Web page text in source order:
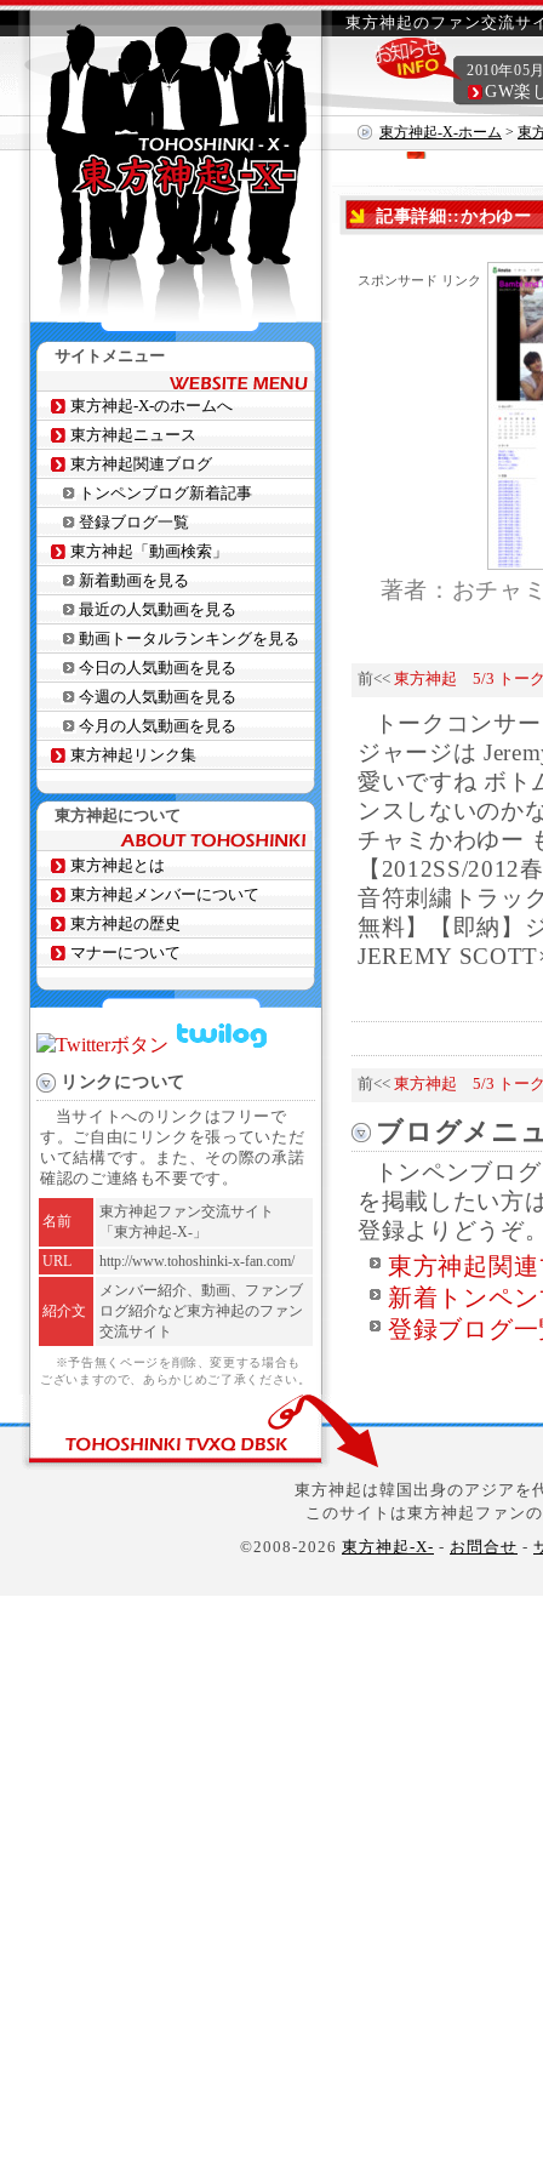
東方神起のファン交流サ
東方神起-X-ホーム > 東
2010年05
GW楽
記事詳細::かわゆー
スポンサード リンク
著者：おチャ
前<< 東方神起 5/3 トー
トークコンサ
ジャージは
愛いですね ボト
ンスしないのか
チャミかわゆー
【2012SS/
音符刺繍トラッ
無料】【即納】
JEREMY
前<< 東方神起 5/3 トー
ブログメニ
トンペンブロ
を掲載したい方
登録よりどうぞ
東方神起関
新着トンペ
登録ブログ
サイトメニュー
東方神起-X-のホームへ
東方神起ニュース
東方神起関連ブログ
トンペンブログ新着記事
登録ブログ一覧
東方神起「動画検索」
新着動画を見る
最近の人気動画を見る
動画トータルランキングを見る
今日の人気動画を見る
今週の人気動画を見る
今月の人気動画を見る
東方神起リンク集
東方神起について
東方神起とは
東方神起メンバーについて
東方神起の歴史
マナーについて
リンクについて
当サイトへのリンクはフリーで
す。ご自由にリンクを張っていただ
いて結構です。また、その際の承諾
確認のご連絡も不要です。
名前
東方神起ファン交流サイト
「東方神起-X-」
URL
http://www.tohoshinki-x-fan.com/
紹介文
メンバー紹介、動画、ファンブ
ログ紹介など東方神起のファン
交流サイト
※予告無くページを削除、変更する場合も
ございますので、あらかじめご了承ください。
東方神起は韓国出身のアジアを
このサイトは東方神起ファン
©2008-2026 東方神起-X- - お問合せ -